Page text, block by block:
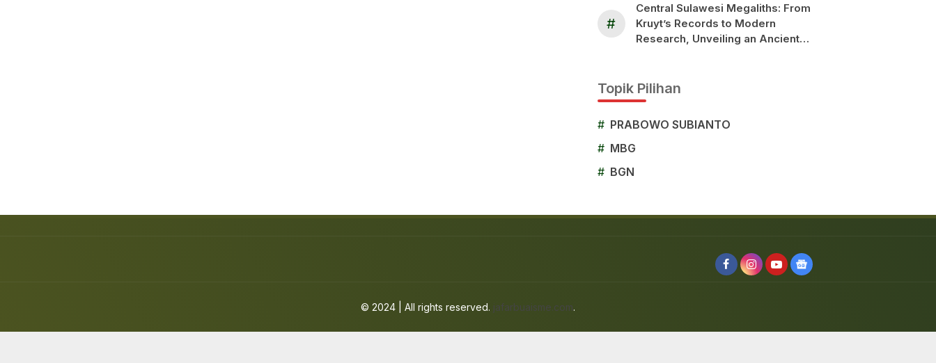
#
Central Sulawesi Megaliths: From
Kruyt’s Records to Modern
Research, Unveiling an Ancient
Topik Pilihan
# PRABOWO SUBIANTO
# MBG
# BGN
© 2024 | All rights reserved. jafarbuaisme.com.